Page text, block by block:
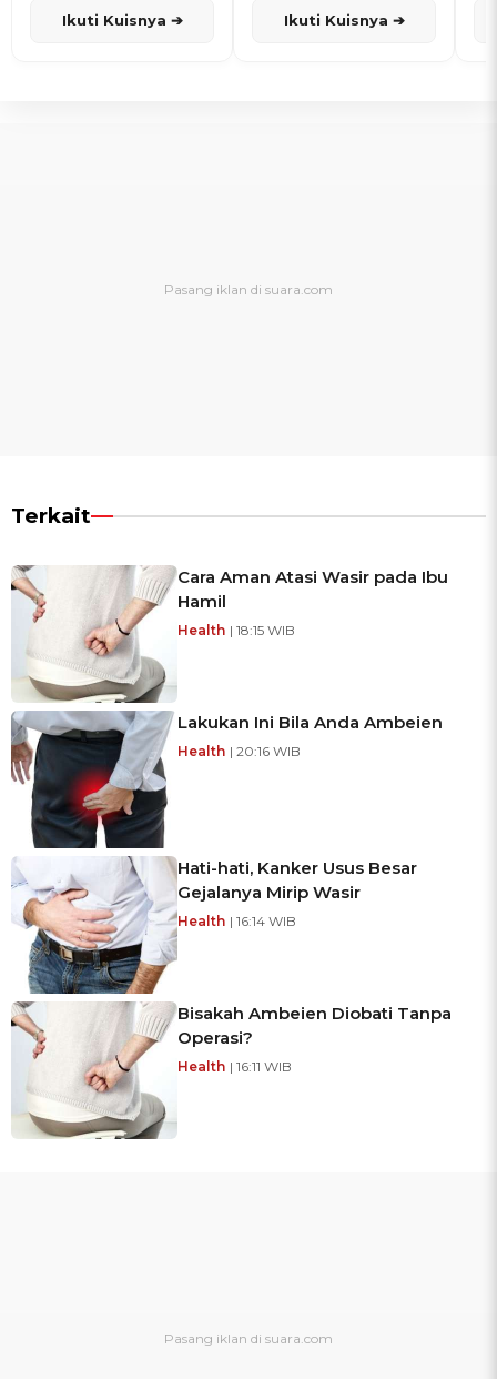
Ikuti Kuisnya ➔ Ikuti Kuisnya ➔
Terkait
Cara Aman Atasi Wasir pada Ibu
Hamil
Health | 18:15 WIB
Lakukan Ini Bila Anda Ambeien
Health | 20:16 WIB
Hati-hati, Kanker Usus Besar
Gejalanya Mirip Wasir
Health | 16:14 WIB
Bisakah Ambeien Diobati Tanpa
Operasi?
Health | 16:11 WIB